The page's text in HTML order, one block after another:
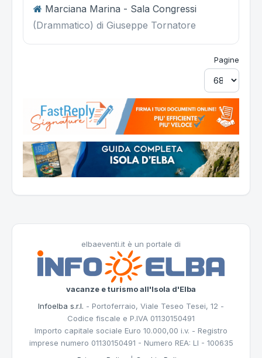
Marciana Marina - Sala Congressi
(Drammatico) di Giuseppe Tornatore
Pagine
elbaeventi.it è un portale di
vacanze e turismo all'Isola d'Elba
Infoelba s.r.l. - Portoferraio, Viale Teseo Tesei, 12 -
Codice fiscale e P.IVA 01130150491
Importo capitale sociale Euro 10.000,00 i.v. - Registro
imprese numero 01130150491 - Numero REA: LI - 100635